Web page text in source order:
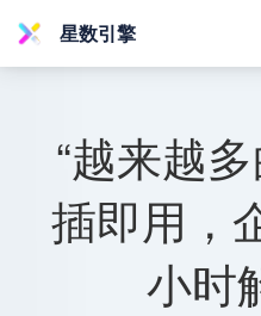
星数引擎
“越来越
插即用，
小时